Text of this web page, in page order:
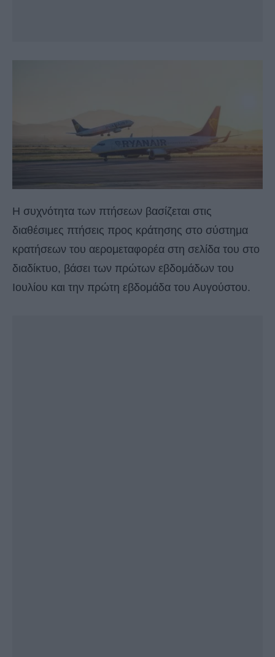
Η συχνότητα των πτήσεων βασίζεται στις
διαθέσιμες πτήσεις προς κράτησης στο σύστημα
κρατήσεων του αερομεταφορέα στη σελίδα του στο
διαδίκτυο, βάσει των πρώτων εβδομάδων του
Ιουλίου και την πρώτη εβδομάδα του Αυγούστου.